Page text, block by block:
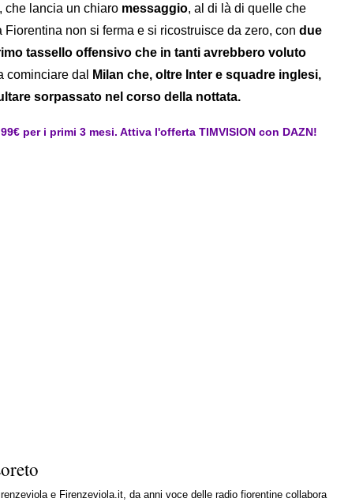
, che lancia un chiaro messaggio, al di là di quelle che
non si ferma e si ricostruisce da zero, con due
tassello offensivo che in tanti avrebbero voluto
cominciare dal
Milan che, oltre Inter e squadre inglesi,
sorpassato nel corso della nottata.
per i primi 3 mesi. Attiva l'offerta TIMVISION con DAZN!
e Firenzeviola.it, da anni voce delle radio fiorentine collabora